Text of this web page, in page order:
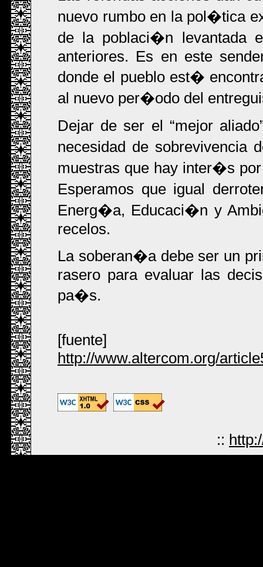
nuevo rumbo en la pol�tica
de la poblaci�n levantada
anteriores. Es en este
donde el pueblo est�
al nuevo per�odo del
Dejar de ser el
mejor aliado
necesidad de sobrevivencia
muestras que hay inter�s
Esperamos que igual
Energ�a, Educaci�n y
recelos.
La soberan�a debe ser un
rasero para evaluar las
pa�s.
[fuente]
http://www.altercom.org/
::